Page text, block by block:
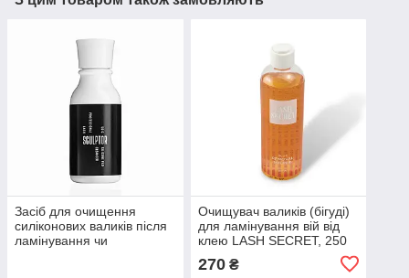
Засіб для очищення
силіконових валиків після
ламінування чи
Очищувач валиків (бігуді)
для ламінування вій від
клею LASH SECRET, 250
270₴